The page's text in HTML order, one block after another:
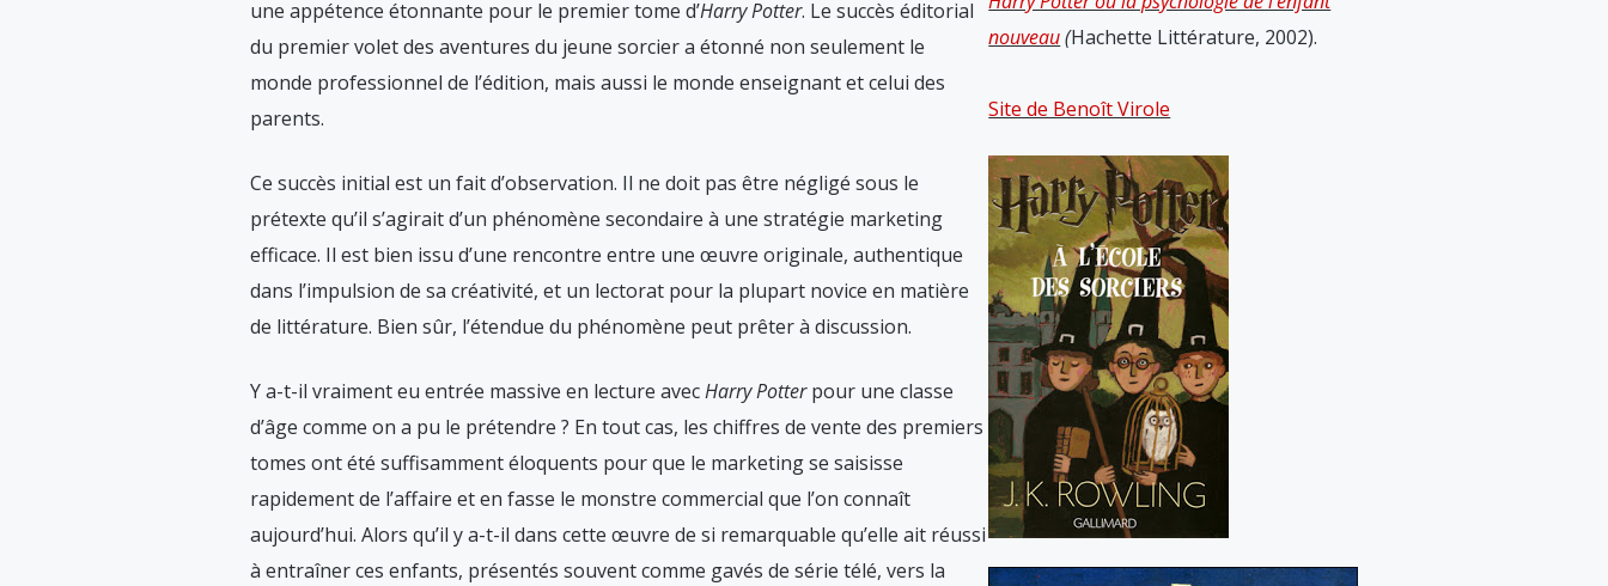
une appétence étonnante pour le premier tome d’Harry Potter. Le succès éditorial
du premier volet des aventures du jeune sorcier a étonné non seulement le
monde professionnel de l’édition, mais aussi le monde enseignant et celui des
parents.
Ce succès initial est un fait d’observation. Il ne doit pas être négligé sous le
prétexte qu’il s’agirait d’un phénomène secondaire à une stratégie marketing
efficace. Il est bien issu d’une rencontre entre une œuvre originale, authentique
dans l’impulsion de sa créativité, et un lectorat pour la plupart novice en matière
de littérature. Bien sûr, l’étendue du phénomène peut prêter à discussion.
Y a-t-il vraiment eu entrée massive en lecture avecHarry Potterpour une classe
d’âge comme on a pu le prétendre ? En tout cas, les chiffres de vente des premiers
tomes ont été suffisamment éloquents pour que le marketing se saisisse
rapidement de l’affaire et en fasse le monstre commercial que l’on connaît
aujourd’hui. Alors qu’il y a-t-il dans cette œuvre de si remarquable qu’elle ait réussi
à entraîner ces enfants, présentés souvent comme gavés de série télé, vers la
nouveau(Hachette Littérature, 2002).
Site de Benoît Virole